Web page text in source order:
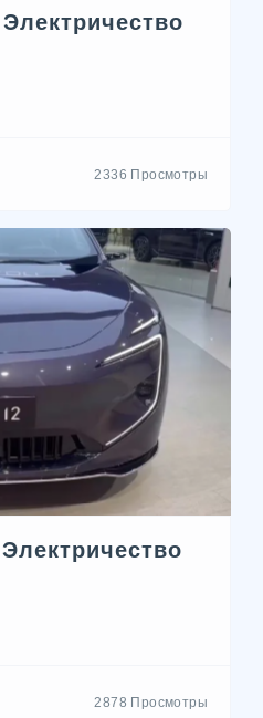
2336 Просмотры
2878 Просмотры